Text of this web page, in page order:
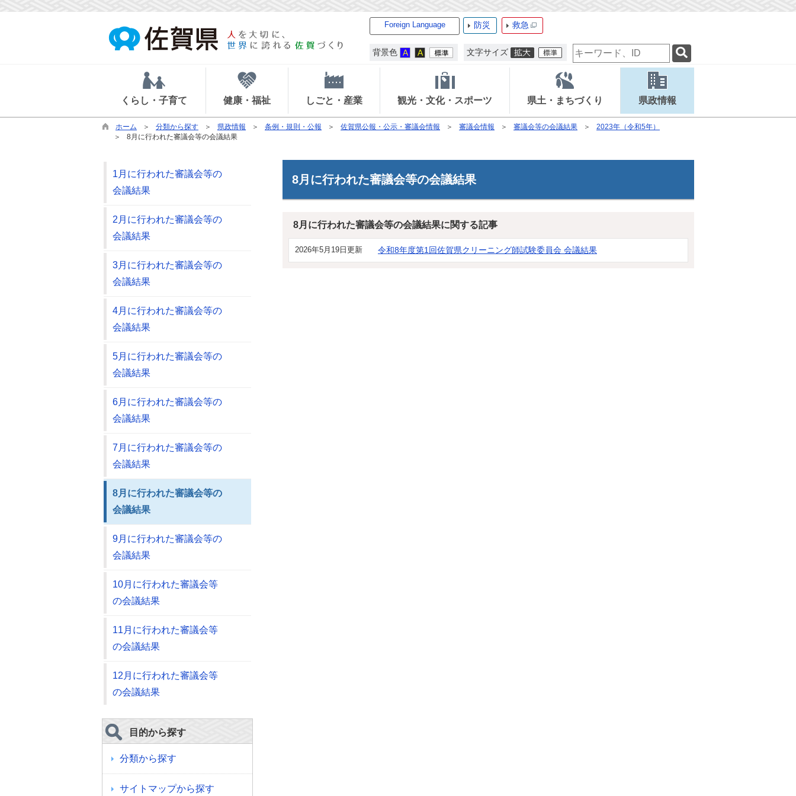
Foreign Language 防災 救急
背景色 文字サイズ
検
索
ー
ー
ド
くらし・子育て 健康・福祉 しごと・産業 観光・文化・スポーツ 県土・まちづくり 県政情報
ホーム 分類から探す 県政情報 条例・規則・公報 佐賀県公報・公示・審議会情報 審議会情報 審議会等の会議結果
2023年（令和5年）
8月に行われた審議会等の会議結果
8月に行われた審議会等の会議結果
8月に行われた審議会等の会議結果に関する記事
2026年5月19日更新 令和8年度第1回佐賀県クリーニング師試験委員会 会議結果
1月に行われた審議会等の
会議結果
2月に行われた審議会等の
会議結果
3月に行われた審議会等の
会議結果
4月に行われた審議会等の
会議結果
5月に行われた審議会等の
会議結果
6月に行われた審議会等の
会議結果
7月に行われた審議会等の
会議結果
8月に行われた審議会等の
会議結果
9月に行われた審議会等の
会議結果
10月に行われた審議会等
の会議結果
11月に行われた審議会等
の会議結果
12月に行われた審議会等
の会議結果
目的から探す
分類から探す
サイトマップから探す